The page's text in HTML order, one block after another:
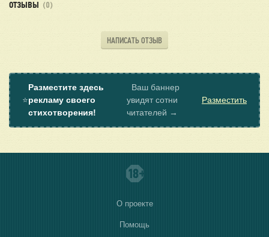
ОТЗЫВЫ (0)
НАПИСАТЬ ОТЗЫВ
⭐
Разместите здесь
рекламу своего
стихотворения!
Ваш баннер
увидят сотни
читателей →
Разместить
О проекте
Помощь